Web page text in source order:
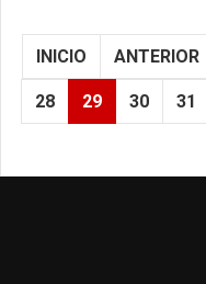
INICIO ANTERIOR
28 29 30 31